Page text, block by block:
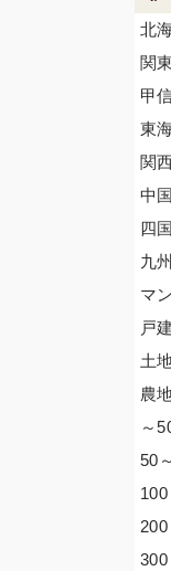
北
関東
甲
東
関
中国
四国
九
マ
戸
土
農
～
50